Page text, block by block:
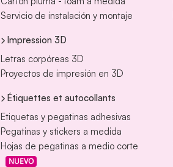
Servicio de instalación y montaje
Impression 3D
Letras corpóreas 3D
Proyectos de impresión en 3D
Étiquettes et autocollants
Etiquetas y pegatinas adhesivas
Pegatinas y stickers a medida
Hojas de pegatinas a medio corte
NUEVO